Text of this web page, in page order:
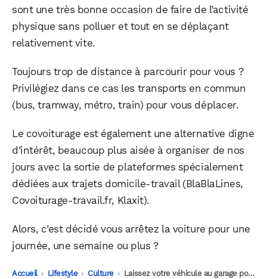
sont une très bonne occasion de faire de l’activité
physique sans polluer et tout en se déplaçant
relativement vite.
Toujours trop de distance à parcourir pour vous ?
Privilégiez dans ce cas les transports en commun
(bus, tramway, métro, train) pour vous déplacer.
Le covoiturage est également une alternative digne
d’intérêt, beaucoup plus aisée à organiser de nos
jours avec la sortie de plateformes spécialement
dédiées aux trajets domicile-travail (BlaBlaLines,
Covoiturage-travail.fr, Klaxit).
Alors, c’est décidé vous arrêtez la voiture pour une
journée, une semaine ou plus ?
Accueil -
Lifestyle -
Culture -
Laissez votre véhicule au garage pour la Journée internationale sans voiture